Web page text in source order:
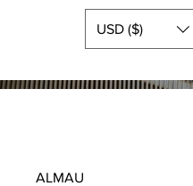
USD ($)
ALMAU